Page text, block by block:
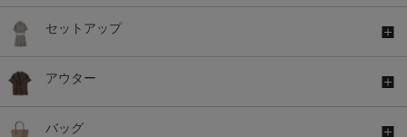
セットアップ
アウター
バッグ